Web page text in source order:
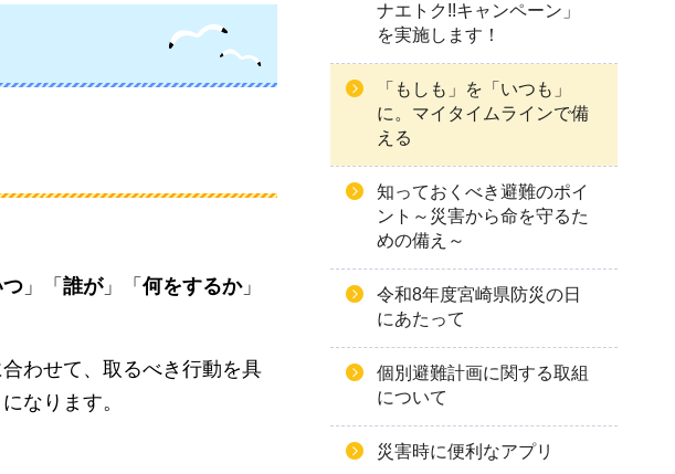
つ 」「 誰が」「 何をするか」
わせて、取るべき行動を具
なります。
ナエトク!!キャンペーン」
を実施します！
「もしも」を「いつも」
に。マイタイムラインで備
える
知っておくべき避難のポイ
ント～災害から命を守るた
めの備え～
令和8年度宮崎県防災の日
にあたって
個別避難計画に関する取組
について
災害時に便利なアプリ